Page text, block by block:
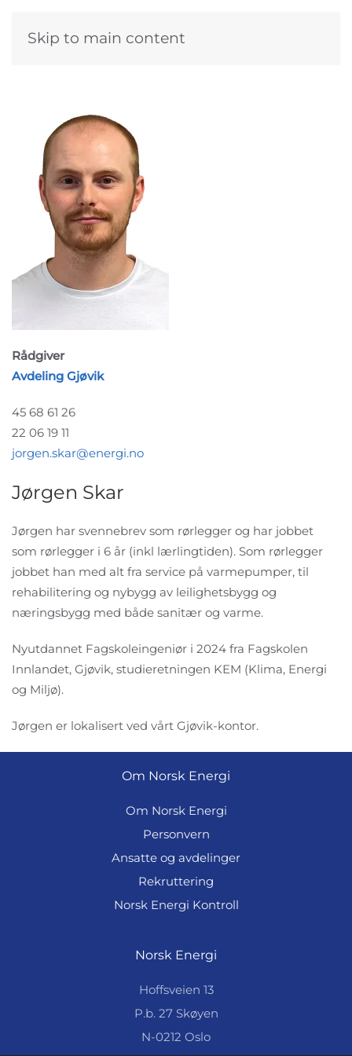
Skip to main content
Rådgiver
Avdeling Gjøvik
45 68 61 26
22 06 19 11
jorgen.skar@energi.no
Jørgen Skar
Jørgen har svennebrev som rørlegger og har jobbet
som rørlegger i 6 år (inkl lærlingtiden). Som rørlegger
jobbet han med alt fra service på varmepumper, til
rehabilitering og nybygg av leilighetsbygg og
næringsbygg med både sanitær og varme.
Nyutdannet Fagskoleingeniør i 2024 fra Fagskolen
Innlandet, Gjøvik, studieretningen KEM (Klima, Energi
og Miljø).
Jørgen er lokalisert ved vårt Gjøvik-kontor.
Om Norsk Energi
Om Norsk Energi
Personvern
Ansatte og avdelinger
Rekruttering
Norsk Energi Kontroll
Norsk Energi
Hoffsveien 13
P.b. 27 Skøyen
N-0212 Oslo